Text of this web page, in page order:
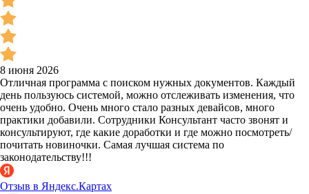
8 июня 2026
Отличная программа с поиском нужных документов. Каждый
день пользуюсь системой, можно отслеживать изменения, что
очень удобно. Очень много стало разных девайсов, много
практики добавили. Сотрудники Консультант часто звонят и
консультируют, где какие доработки и где можно посмотреть/
почитать новиночки. Самая лучшая система по
законодательству!!!
Отзыв в Яндекс.Картах